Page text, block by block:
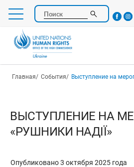
Перейти
основному
содержанию
Поиск
Строка навигации
Главная События Выступление на
ВЫСТУПЛЕНИЕ НА
«РУШНИКИ НАДІЇ»
Опубликовано 3 октября 2025 года